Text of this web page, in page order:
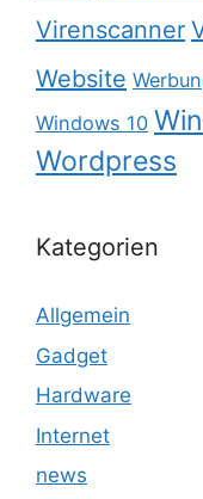
Virenscanner
Website
Windows 10
Wordpress
Kategorien
Allgemein
Gadget
Hardware
Internet
news